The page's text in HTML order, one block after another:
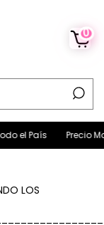
0
el País Precio
LOS